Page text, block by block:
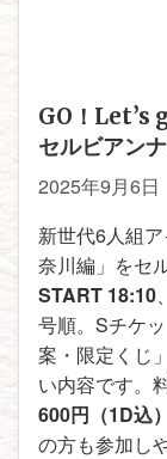
GO！Let’s
セルビアンナ
2025年9月6日
新世代6人組
奈川編」をセ
START 18:10
号順。Sチケ
案・限定くじ
い内容です。
600円（1D込）
の方も参加し